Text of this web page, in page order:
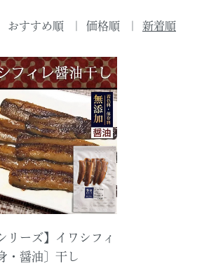
おすすめ順 価格順 新着順
リーズ】イワシフィ
・醤油〕干し